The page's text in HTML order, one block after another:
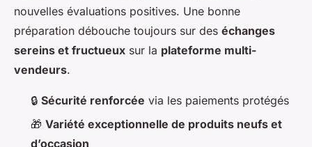
nouvelles évaluations positives. Une bonne
préparation débouche toujours sur des échanges
sereins et fructueux sur la plateforme multi-
vendeurs.
🔒 Sécurité renforcée via les paiements protégés
🎁 Variété exceptionnelle de produits neufs et
d’occasion